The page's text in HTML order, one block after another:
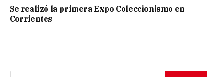
Se realizó la primera Expo Coleccionismo en
Corrientes